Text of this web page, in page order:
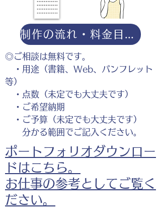
◎ご相談は無料です。
・用途（書籍、Web、パンフレット
等）
・点数（未定でも大丈夫です）
・ご希望納期
・ご予算（未定でも大丈夫です）
分かる範囲でご記入ください。
ポートフォリオダウンロー
ドはこちら。
お仕事の参考としてご覧く
ださい。